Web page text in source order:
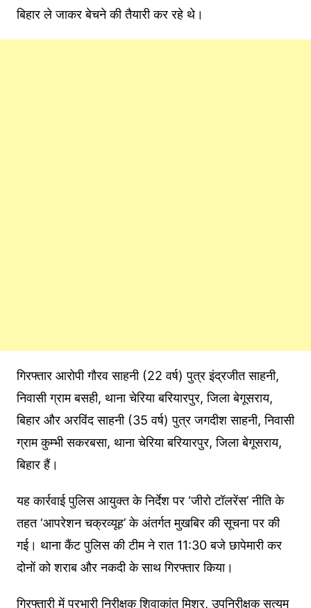
बिहार ले जाकर बेचने की तैयारी कर रहे थे।
गिरफ्तार आरोपी गौरव साहनी (22 वर्ष) पुत्र इंद्रजीत साहनी,
निवासी ग्राम बसही, थाना चेरिया बरियारपुर, जिला बेगूसराय,
बिहार और अरविंद साहनी (35 वर्ष) पुत्र जगदीश साहनी, निवासी
ग्राम कुम्भी सकरबसा, थाना चेरिया बरियारपुर, जिला बेगूसराय,
बिहार हैं।
यह कार्रवाई पुलिस आयुक्त के निर्देश पर ‘जीरो टॉलरेंस’ नीति के
तहत ‘आपरेशन चक्रव्यूह’ के अंतर्गत मुखबिर की सूचना पर की
गई। थाना कैंट पुलिस की टीम ने रात 11:30 बजे छापेमारी कर
दोनों को शराब और नकदी के साथ गिरफ्तार किया।
गिरफ्तारी में प्रभारी निरीक्षक शिवाकांत मिश्र, उपनिरीक्षक सत्यम